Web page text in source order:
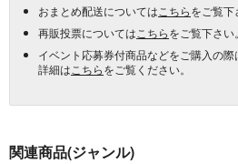
おまとめ配送については こちらをご覧下
再販投票については こちらをご覧下さい。
イベント応募券付商品などをご購入の際
詳細は こちらをご覧ください。
関連商品(ジャンル)